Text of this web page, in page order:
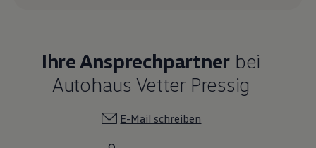
Ihre Ansprechpartner bei
Autohaus Vetter Pressig
E-Mail schreiben